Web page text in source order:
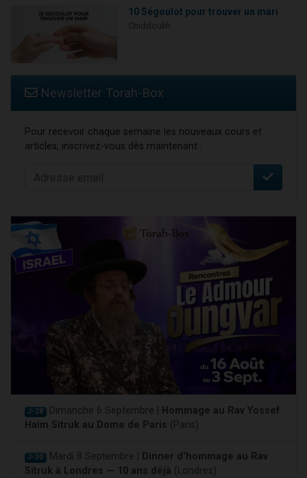
10 Ségoulot pour trouver un mari
Newsletter Torah-Box
Pour recevoir chaque semaine les nouveaux cours et
articles, inscrivez-vous dès maintenant :
J-28 Dimanche 6 Septembre |
Hommage au Rav Yossef
Haim Sitruk au Dome de Paris (Paris)
J-30 Mardi 8 Septembre |
Dinner d'hommage au Rav
Sitruk à Londres — 10 ans déjà (Londres)